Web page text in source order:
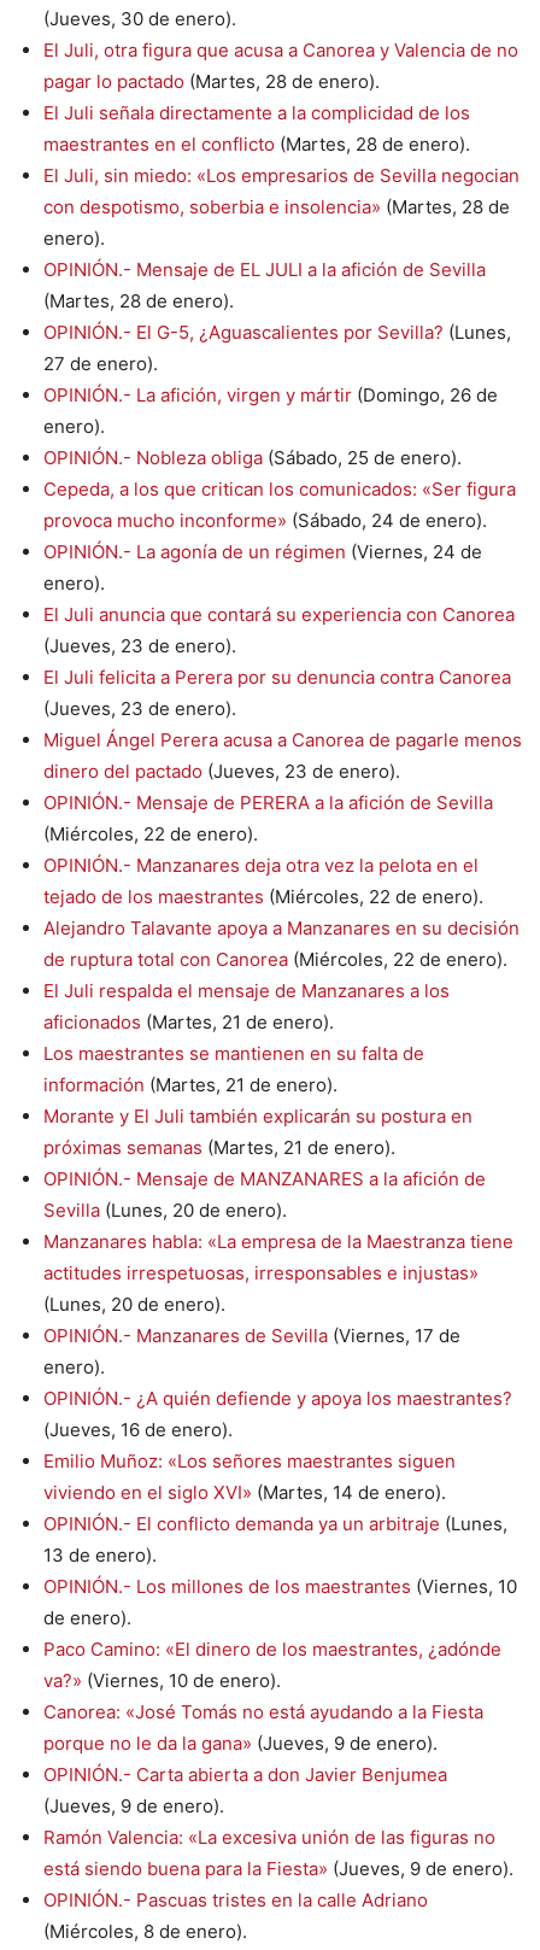
(Jueves, 30 de enero).
El Juli, otra figura que acusa a Canorea y Valencia de no
pagar lo pactado (Martes, 28 de enero).
El Juli señala directamente a la complicidad de los
maestrantes en el conflicto (Martes, 28 de enero).
El Juli, sin miedo: «Los empresarios de Sevilla negocian
con despotismo, soberbia e insolencia» (Martes, 28 de
enero).
OPINIÓN.- Mensaje de EL JULI a la afición de Sevilla
(Martes, 28 de enero).
OPINIÓN.- El G-5, ¿Aguascalientes por Sevilla? (Lunes,
27 de enero).
OPINIÓN.- La afición, virgen y mártir (Domingo, 26 de
enero).
OPINIÓN.- Nobleza obliga (Sábado, 25 de enero).
Cepeda, a los que critican los comunicados: «Ser figura
provoca mucho inconforme» (Sábado, 24 de enero).
OPINIÓN.- La agonía de un régimen (Viernes, 24 de
enero).
El Juli anuncia que contará su experiencia con Canorea
(Jueves, 23 de enero).
El Juli felicita a Perera por su denuncia contra Canorea
(Jueves, 23 de enero).
Miguel Ángel Perera acusa a Canorea de pagarle menos
dinero del pactado (Jueves, 23 de enero).
OPINIÓN.- Mensaje de PERERA a la afición de Sevilla
(Miércoles, 22 de enero).
OPINIÓN.- Manzanares deja otra vez la pelota en el
tejado de los maestrantes (Miércoles, 22 de enero).
Alejandro Talavante apoya a Manzanares en su decisión
de ruptura total con Canorea (Miércoles, 22 de enero).
El Juli respalda el mensaje de Manzanares a los
aficionados (Martes, 21 de enero).
Los maestrantes se mantienen en su falta de
información (Martes, 21 de enero).
Morante y El Juli también explicarán su postura en
próximas semanas (Martes, 21 de enero).
OPINIÓN.- Mensaje de MANZANARES a la afición de
Sevilla (Lunes, 20 de enero).
Manzanares habla: «La empresa de la Maestranza tiene
actitudes irrespetuosas, irresponsables e injustas»
(Lunes, 20 de enero).
OPINIÓN.- Manzanares de Sevilla (Viernes, 17 de
enero).
OPINIÓN.- ¿A quién defiende y apoya los maestrantes?
(Jueves, 16 de enero).
Emilio Muñoz: «Los señores maestrantes siguen
viviendo en el siglo XVI» (Martes, 14 de enero).
OPINIÓN.- El conflicto demanda ya un arbitraje (Lunes,
13 de enero).
OPINIÓN.- Los millones de los maestrantes (Viernes, 10
de enero).
Paco Camino: «El dinero de los maestrantes, ¿adónde
va?» (Viernes, 10 de enero).
Canorea: «José Tomás no está ayudando a la Fiesta
porque no le da la gana» (Jueves, 9 de enero).
OPINIÓN.- Carta abierta a don Javier Benjumea
(Jueves, 9 de enero).
Ramón Valencia: «La excesiva unión de las figuras no
está siendo buena para la Fiesta» (Jueves, 9 de enero).
OPINIÓN.- Pascuas tristes en la calle Adriano
(Miércoles, 8 de enero).